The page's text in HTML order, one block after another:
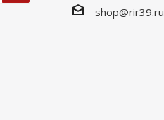
shop@rir39.ru